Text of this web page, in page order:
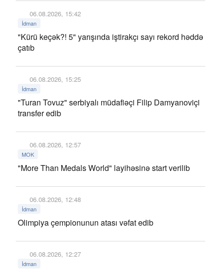
06.08.2026, 15:42
İdman
"Kürü keçək?! 5" yarışında iştirakçı sayı rekord həddə
çatıb
06.08.2026, 15:25
İdman
"Turan Tovuz" serbiyalı müdafiəçi Filip Damyanoviçi
transfer edib
06.08.2026, 12:57
MOK
"More Than Medals World" layihəsinə start verilib
06.08.2026, 12:48
İdman
Olimpiya çempionunun atası vəfat edib
06.08.2026, 12:27
İdman